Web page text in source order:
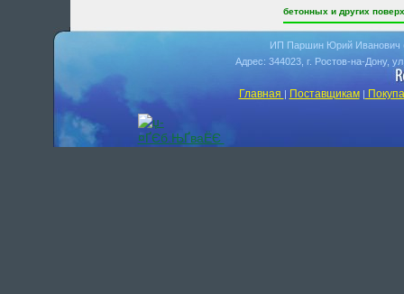
бетонных и других
ИП Паршин Юрий Иванович
Адрес: 344023, г. Ростов-на-Дону,
Главная | Поставщикам|